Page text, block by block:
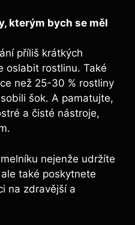
kterým bych se měl
příliš krátkých
oslabit rostlinu. Také
než 25-30 % rostliny
šok. A pamatujte,
a čisté nástroje,
nejenže udržíte
také poskytnete
na zdravější a